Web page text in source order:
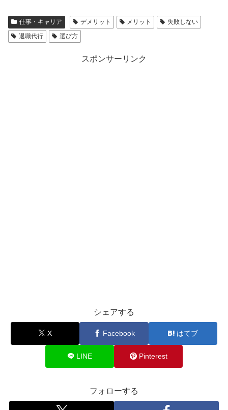
仕事・キャリア デメリット メリット
失敗しない
退職代行
選び方
スポンサーリンク
シェアする
X Facebook はてブ
LINE Pinterest
フォローする